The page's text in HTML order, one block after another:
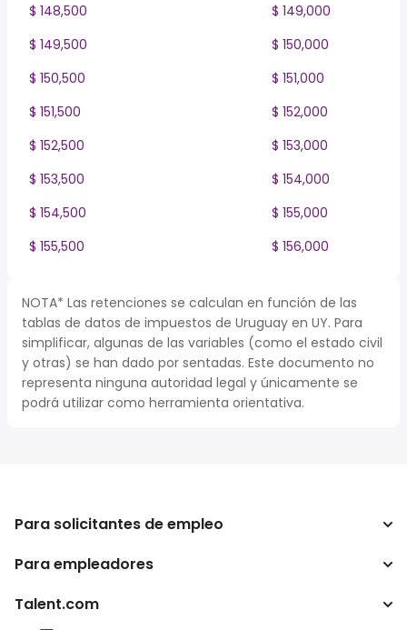
$ 148,500
$ 149,000
$ 149,500
$ 150,000
$ 150,500
$ 151,000
$ 151,500
$ 152,000
$ 152,500
$ 153,000
$ 153,500
$ 154,000
$ 154,500
$ 155,000
$ 155,500
$ 156,000
NOTA* Las retenciones se calculan en función de las
tablas de datos de impuestos de Uruguay en UY. Para
simplificar, algunas de las variables (como el estado civil
y otras) se han dado por sentadas. Este documento no
representa ninguna autoridad legal y únicamente se
podrá utilizar como herramienta orientativa.
Para solicitantes de empleo
Buscador de trabajo
Para empleadores
Empresa
Talent.com